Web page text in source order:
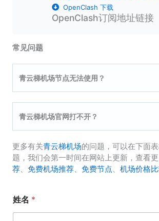
OpenClash 下载
OpenClash订阅地址链接
常见问题
青云梯机场节点无法使用？
青云梯机场官网打不开？
更多有关青云梯机场的问题，可以在下面
题，我们会第一时间在网站上更新，查看
荐、 免费机场推荐、 免费节点 机场价格
姓名 *